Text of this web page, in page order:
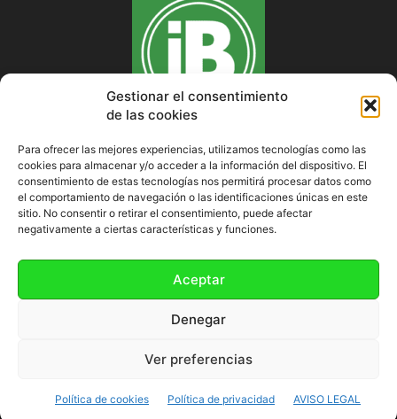
Gestionar el consentimiento
de las cookies
Para ofrecer las mejores experiencias, utilizamos tecnologías como las
cookies para almacenar y/o acceder a la información del dispositivo. El
consentimiento de estas tecnologías nos permitirá procesar datos como
el comportamiento de navegación o las identificaciones únicas en este
sitio. No consentir o retirar el consentimiento, puede afectar
negativamente a ciertas características y funciones.
Aceptar
Denegar
Ver preferencias
Política de cookies Política de privacidad AVISO LEGAL
SOBRE NOSOTROS
Política de cookies (UE)
©